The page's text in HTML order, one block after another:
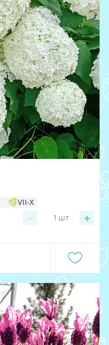
VII-X
− +
1 шт